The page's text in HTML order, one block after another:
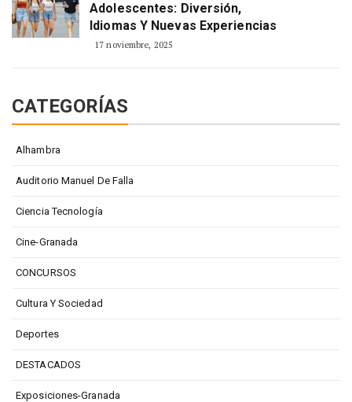
Adolescentes: Diversión,
Idiomas Y Nuevas Experiencias
17 noviembre, 2025
CATEGORÍAS
Alhambra
Auditorio Manuel De Falla
Ciencia Tecnología
Cine-Granada
CONCURSOS
Cultura Y Sociedad
Deportes
DESTACADOS
Exposiciones-Granada